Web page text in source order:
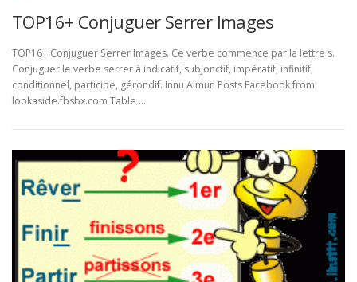
TOP16+ Conjuguer Serrer Images
TOP16+ Conjuguer Serrer Images. Ce verbe commence par la lettre s.
Conjuguer le verbe serrer à indicatif, subjonctif, impératif, infinitif,
conditionnel, participe, gérondif. Innu Aimun Posts Facebook from
lookaside.fbsbx.com Table …